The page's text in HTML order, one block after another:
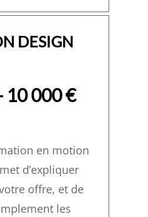
DESIGN
10 000 €
en motion
d’expliquer
offre, et de
les